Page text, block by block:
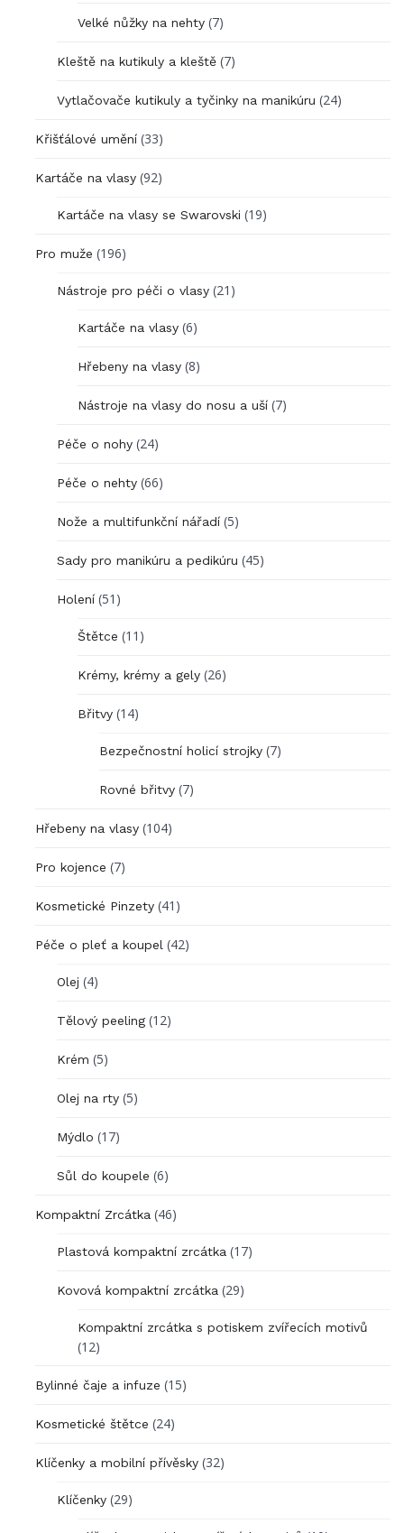
Velké nůžky na nehty (7)
Kleště na kutikuly a kleště (7)
Vytlačovače kutikuly a tyčinky na manikúru (24)
Křišťálové umění (33)
Kartáče na vlasy (92)
Kartáče na vlasy se Swarovski (19)
Pro muže (196)
Nástroje pro péči o vlasy (21)
Kartáče na vlasy (6)
Hřebeny na vlasy (8)
Nástroje na vlasy do nosu a uší (7)
Péče o nohy (24)
Péče o nehty (66)
Nože a multifunkční nářadí (5)
Sady pro manikúru a pedikúru (45)
Holení (51)
Štětce (11)
Krémy, krémy a gely (26)
Břitvy (14)
Bezpečnostní holicí strojky (7)
Rovné břitvy (7)
Hřebeny na vlasy (104)
Pro kojence (7)
Kosmetické Pinzety (41)
Péče o pleť a koupel (42)
Olej (4)
Tělový peeling (12)
Krém (5)
Olej na rty (5)
Mýdlo (17)
Sůl do koupele (6)
Kompaktní Zrcátka (46)
Plastová kompaktní zrcátka (17)
Kovová kompaktní zrcátka (29)
Kompaktní zrcátka s potiskem zvířecích motivů
(12)
Bylinné čaje a infuze (15)
Kosmetické štětce (24)
Klíčenky a mobilní přívěsky (32)
Klíčenky (29)